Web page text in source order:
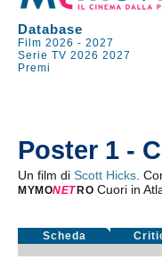
Database
Film 2026 -2027
Serie TV 2026 2027
Premi
Poster 1 -
Un film diScott Hicks .
MYMONET RO Cuori in
Scheda